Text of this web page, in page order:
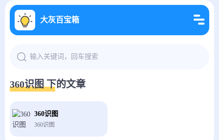
大灰百宝箱
360识图 下的文章
360识图
360识图